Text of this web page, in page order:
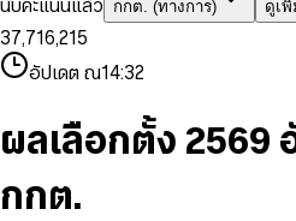
9 7
8
9
8
9
7
8
9
กกต. (ทางการ) ดูเพิ่
2
3
4
5
7
8
6
7
8
9
,
6
7
8
9
0
1
2
3
5
6
8
9
5
6
7
8
,
1
2
4
6
7
9
0
1
3
5
6
8
9
4
5
7
9
อัปเดต ณ14:32
ผลเลือกตั้ง 2569
กกต.